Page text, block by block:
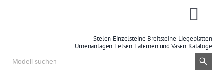
Stelen Einzelsteine Breitsteine Liegeplatten
Urnenanlagen Felsen Laternen und Vasen Kataloge
Search
for:
Search Button